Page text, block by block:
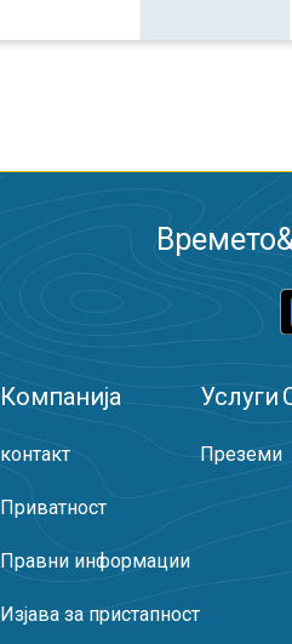
Компанија
контакт
Приватност
Правни информации
Изјава за пристапност
Услуги
Преземи